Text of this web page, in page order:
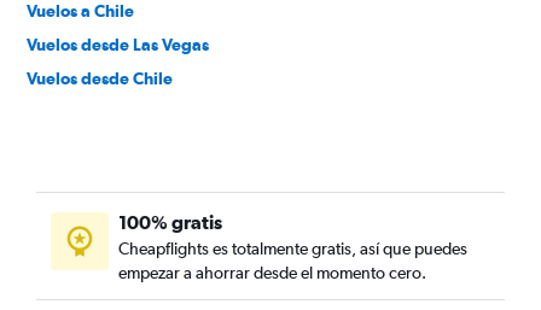
Vuelos a Chile
Vuelos desde Las Vegas
Vuelos desde Chile
100% gratis
Cheapflights es totalmente gratis, así que puedes
empezar a ahorrar desde el momento cero.